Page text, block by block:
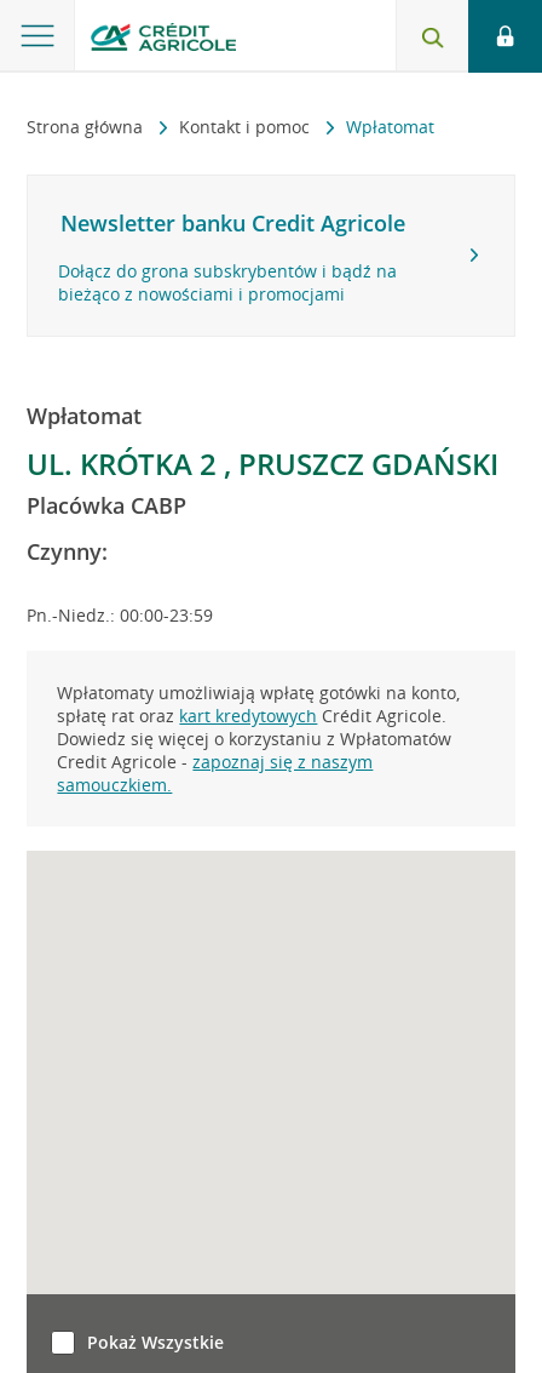
Strona główna Kontakt i pomoc Wpłatomat
Newsletter banku Credit Agricole
Dołącz do grona subskrybentów i bądź na
bieżąco z nowościami i promocjami
Wpłatomat
UL. KRÓTKA 2 , PRUSZCZ GDAŃSKI
Placówka CABP
Czynny:
Pn.-Niedz.: 00:00-23:59
Wpłatomaty umożliwiają wpłatę gotówki na konto,
spłatę rat oraz kart kredytowych Crédit Agricole.
Dowiedz się więcej o korzystaniu z Wpłatomatów
Credit Agricole -zapoznaj się z naszym
samouczkiem.
Pokaż Wszystkie